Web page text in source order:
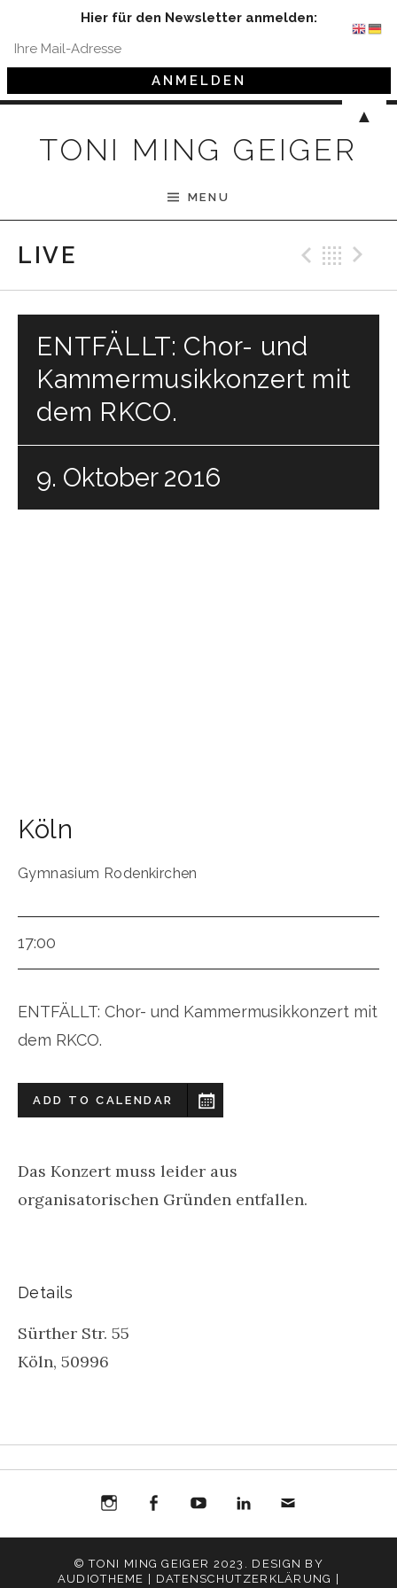
TONI MING GEIGER
MENU
LIVE
ENTFÄLLT: Chor- und
Kammermusikkonzert mit
dem RKCO.
9. Oktober 2016
Köln
Gymnasium Rodenkirchen
17:00
ENTFÄLLT: Chor- und Kammermusikkonzert mit
dem RKCO.
ADD TO CALENDAR
Das Konzert muss leider aus
organisatorischen Gründen entfallen.
Details
Sürther Str. 55
Köln, 50996
Instagram
Toni
Ming
Toni
Ming
Mail
© TONI MING GEIGER 2023. DESIGN BY
AUDIOTHEME | DATENSCHUTZERKLÄRUNG |
Hier für den Newsletter anmelden:
▲